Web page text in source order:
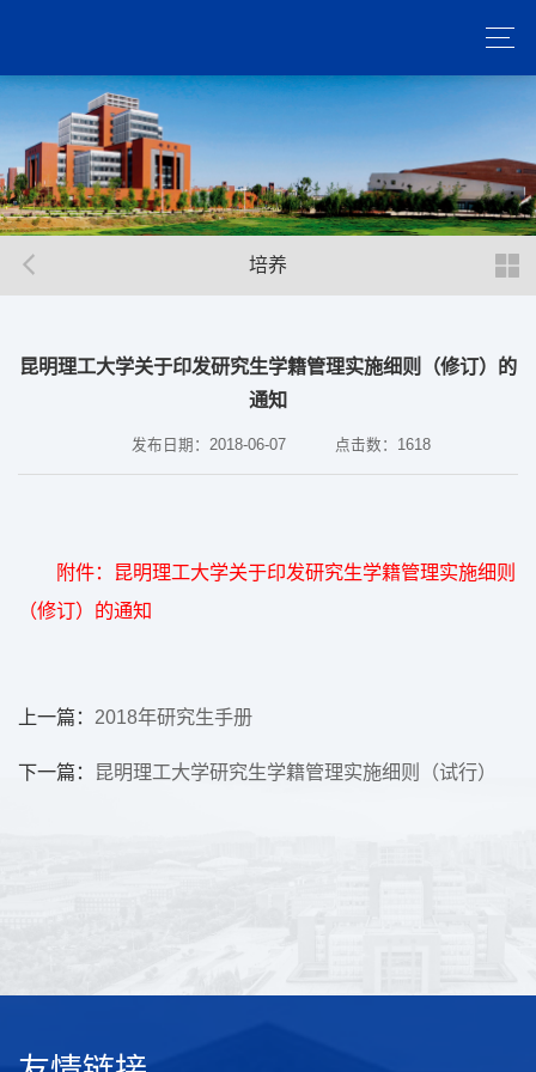
培养
昆明理工大学关于印发研究生学籍管理实施细则（修订）的
通知
发布日期：2018-06-07 点击数： 1618
附件：昆明理工大学关于印发研究生学籍管理实施细则
（修订）的通知
上一篇： 2018年研究生手册
下一篇： 昆明理工大学研究生学籍管理实施细则（试行）